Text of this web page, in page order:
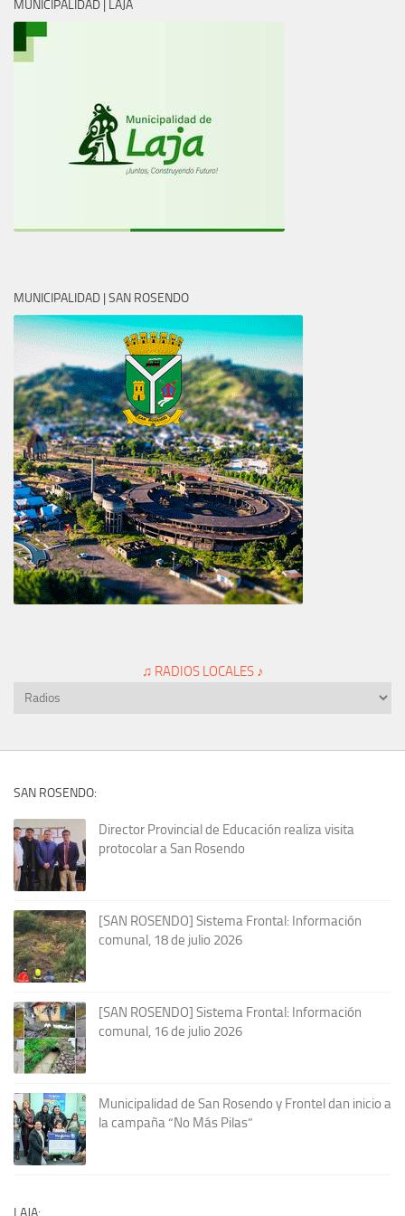
MUNICIPALIDAD | LAJA
MUNICIPALIDAD | SAN ROSENDO
♫ RADIOS LOCALES ♪
SAN ROSENDO:
Director Provincial de Educación realiza visita
protocolar a San Rosendo
[SAN ROSENDO] Sistema Frontal: Información
comunal, 18 de julio 2026
[SAN ROSENDO] Sistema Frontal: Información
comunal, 16 de julio 2026
Municipalidad de San Rosendo y Frontel dan inicio a
la campaña “No Más Pilas”